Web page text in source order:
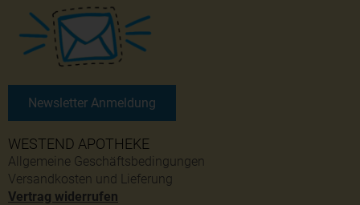
WESTEND APOTHEKE
Allgemeine Geschäftsbedingungen
Versandkosten und Lieferung
Vertrag widerrufen
Newsletter Anmeldung